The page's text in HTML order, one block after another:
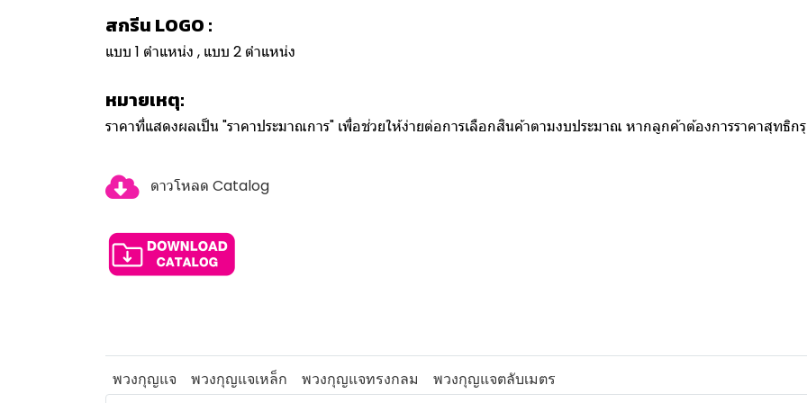
สกรีน LOGO :
แบบ 1 ตำแหน่ง , แบบ 2 ตำแหน่ง
หมายเหตุ:
ราคาที่แสดงผลเป็น "ราคาประมาณการ" เพื่อช่วยให้ง่ายต่อการเลือกสินค้าตามงบประมาณ หากลูกค้าต้องการราคาสุทธิ
ดาวโหลด Catalog
พวงกุญแจ พวงกุญแจเหล็ก พวงกุญแจทรงกลม พวงกุญแจตลับเมตร